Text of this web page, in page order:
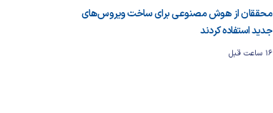
محققان از هوش مصنوعی برای ساخت ویروس‌های
جدید استفاده کردند
16 ساعت قبل